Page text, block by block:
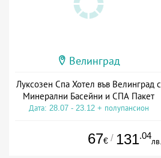
Велинград
Луксозен Спа Хотел във Велинград с
Минерални Басейни и СПА Пакет
Дата: 28.07 - 23.12 + полупансион
67€ / 131.04
лв.